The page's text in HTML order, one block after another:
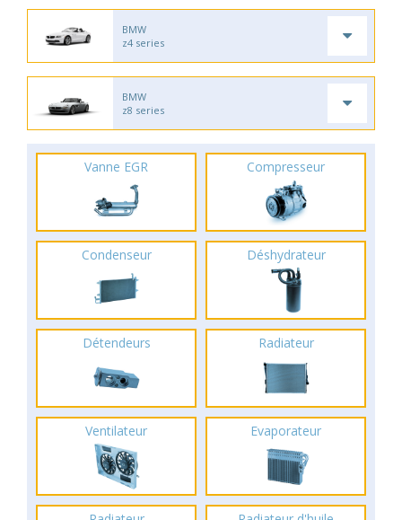
BMW
z4 series
BMW
z8 series
Vanne EGR Compresseur
Condenseur Déshydrateur
Détendeurs Radiateur
Ventilateur Evaporateur